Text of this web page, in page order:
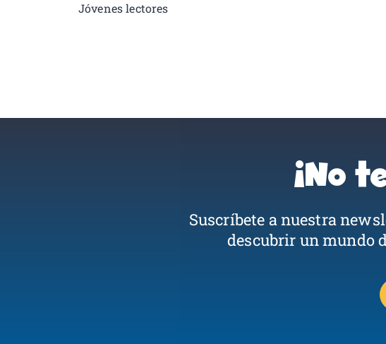
Jóvenes lectores
¡No
Suscríbete a nuestra
descubrir un mundo